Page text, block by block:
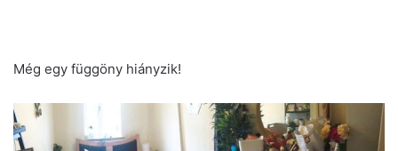
Még egy függöny hiányzik!